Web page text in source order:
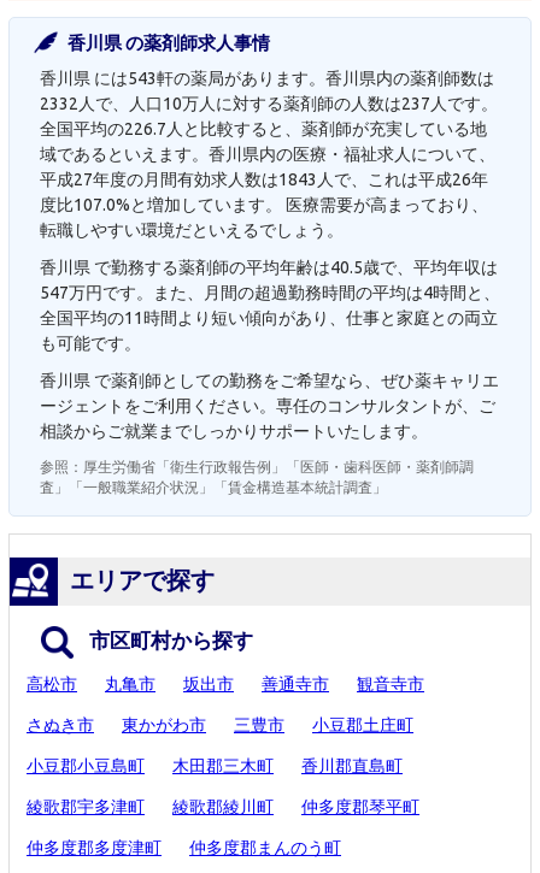
香川県 の薬剤師求人事情
香川県 には543軒の薬局があります。香川県内の薬剤師数は
2332人で、人口10万人に対する薬剤師の人数は237人です。
全国平均の226.7人と比較すると、薬剤師が充実している地
域であるといえます。香川県内の医療・福祉求人について、
平成27年度の月間有効求人数は1843人で、これは平成26年
度比107.0%と増加しています。 医療需要が高まっており、
転職しやすい環境だといえるでしょう。
香川県 で勤務する薬剤師の平均年齢は40.5歳で、平均年収は
547万円です。また、月間の超過勤務時間の平均は4時間と、
全国平均の11時間より短い傾向があり、仕事と家庭との両立
も可能です。
香川県 で薬剤師としての勤務をご希望なら、ぜひ薬キャリエ
ージェントをご利用ください。専任のコンサルタントが、ご
相談からご就業までしっかりサポートいたします。
参照：厚生労働省「衛生行政報告例」「医師・歯科医師・薬剤師調
査」「一般職業紹介状況」「賃金構造基本統計調査」
エリアで探す
市区町村から探す
高松市 丸亀市 坂出市 善通寺市 観音寺市
さぬき市 東かがわ市 三豊市 小豆郡土庄町
小豆郡小豆島町 木田郡三木町 香川郡直島町
綾歌郡宇多津町 綾歌郡綾川町 仲多度郡琴平町
仲多度郡多度津町 仲多度郡まんのう町